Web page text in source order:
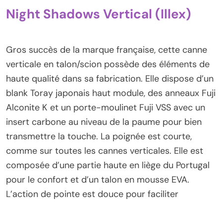
Night Shadows Vertical (Illex)
Gros succès de la marque française, cette canne
verticale en talon/scion possède des éléments de
haute qualité dans sa fabrication. Elle dispose d’un
blank Toray japonais haut module, des anneaux Fuji
Alconite K et un porte-moulinet Fuji VSS avec un
insert carbone au niveau de la paume pour bien
transmettre la touche. La poignée est courte,
comme sur toutes les cannes verticales. Elle est
composée d’une partie haute en liège du Portugal
pour le confort et d’un talon en mousse EVA.
L’action de pointe est douce pour faciliter